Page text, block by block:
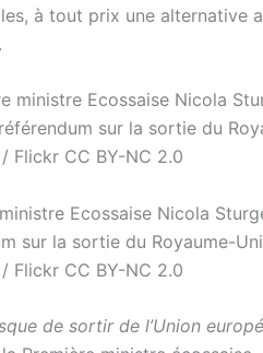
à tout prix une alternative
Ecossaise Nicola
sur la sortie du Royaume-
Flickr CC BY-NC 2.0
de sortir de l’Union